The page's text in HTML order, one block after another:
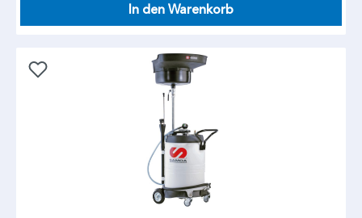
In den Warenkorb